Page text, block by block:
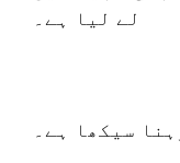
لے لیا ہے۔
سیکھا ہے۔